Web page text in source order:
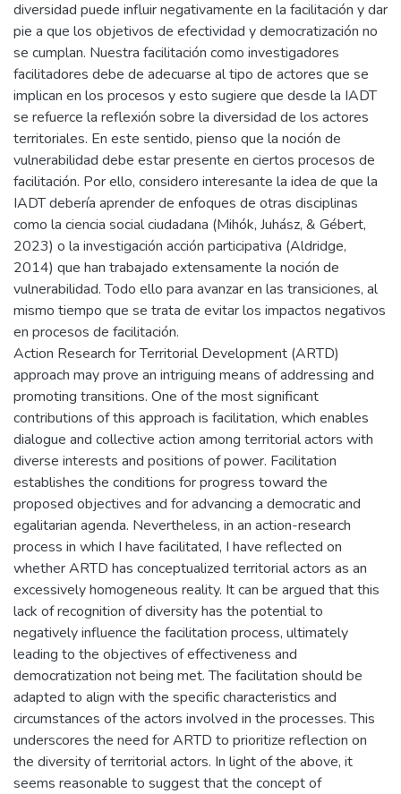
diversidad puede influir negativamente en la facilitación y dar
pie a que los objetivos de efectividad y democratización no
se cumplan. Nuestra facilitación como investigadores
facilitadores debe de adecuarse al tipo de actores que se
implican en los procesos y esto sugiere que desde la IADT
se refuerce la reflexión sobre la diversidad de los actores
territoriales. En este sentido, pienso que la noción de
vulnerabilidad debe estar presente en ciertos procesos de
facilitación. Por ello, considero interesante la idea de que la
IADT debería aprender de enfoques de otras disciplinas
como la ciencia social ciudadana (Mihók, Juhász, & Gébert,
2023) o la investigación acción participativa (Aldridge,
2014) que han trabajado extensamente la noción de
vulnerabilidad. Todo ello para avanzar en las transiciones, al
mismo tiempo que se trata de evitar los impactos negativos
en procesos de facilitación.
Action Research for Territorial Development (ARTD)
approach may prove an intriguing means of addressing and
promoting transitions. One of the most significant
contributions of this approach is facilitation, which enables
dialogue and collective action among territorial actors with
diverse interests and positions of power. Facilitation
establishes the conditions for progress toward the
proposed objectives and for advancing a democratic and
egalitarian agenda. Nevertheless, in an action-research
process in which I have facilitated, I have reflected on
whether ARTD has conceptualized territorial actors as an
excessively homogeneous reality. It can be argued that this
lack of recognition of diversity has the potential to
negatively influence the facilitation process, ultimately
leading to the objectives of effectiveness and
democratization not being met. The facilitation should be
adapted to align with the specific characteristics and
circumstances of the actors involved in the processes. This
underscores the need for ARTD to prioritize reflection on
the diversity of territorial actors. In light of the above, it
seems reasonable to suggest that the concept of